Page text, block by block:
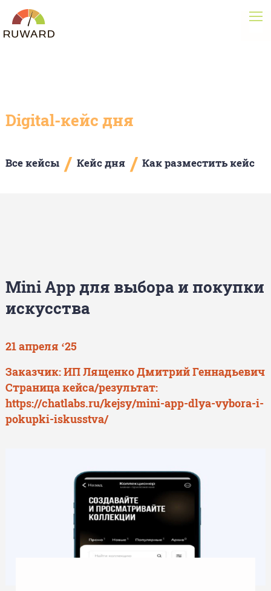
Digital-кейс дня
Все кейсы / Кейс дня / Как разместить кейс
Mini App для выбора и покупки
искусства
21 апреля ‘25
Заказчик: ИП Лященко Дмитрий Геннадьевич
Страница кейса/результат:
https://chatlabs.ru/kejsy/mini-app-dlya-vybora-i-
pokupki-iskusstva/